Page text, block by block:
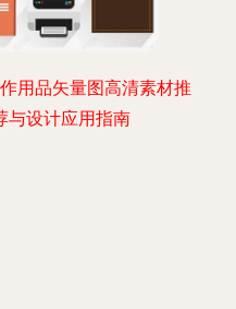
用品矢量图高清素材推
与设计应用指南